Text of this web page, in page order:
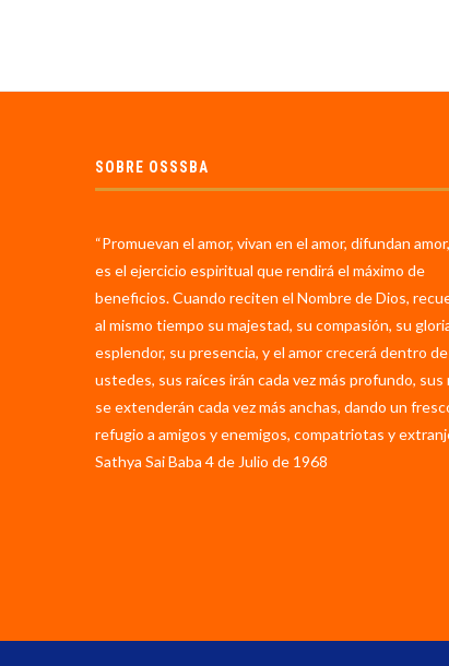
SOBRE OSSSBA
“Promuevan el amor, vivan en el amor, difundan
es el ejercicio espiritual que rendirá el máximo de
beneficios. Cuando reciten el Nombre de Dios,
al mismo tiempo su majestad, su compasión, su
esplendor, su presencia, y el amor crecerá dentro de
ustedes, sus raíces irán cada vez más profundo, sus
se extenderán cada vez más anchas, dando un
refugio a amigos y enemigos, compatriotas y
Sathya Sai Baba 4 de Julio de 1968